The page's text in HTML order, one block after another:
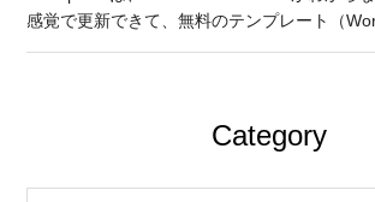
感覚で更新できて、無料のテンプレート（
Category